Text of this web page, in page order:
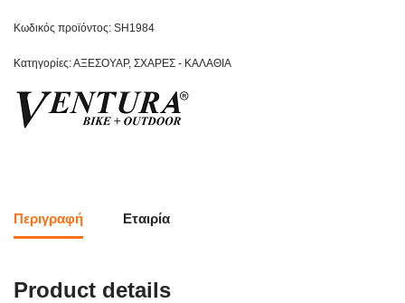
Κωδικός προϊόντος: SH1984
Κατηγορίες:ΑΞΕΣΟΥΑΡ, ΣΧΑΡΕΣ - ΚΑΛΑΘΙΑ
Περιγραφή Εταιρία
Product details